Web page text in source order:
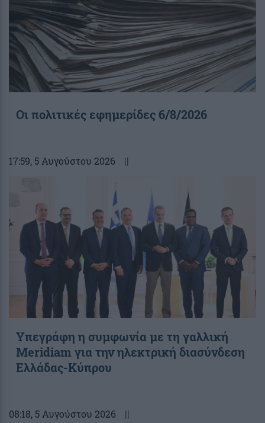
Οι πολιτικές εφημερίδες 6/8/2026
17:59, 5 Αυγούστου 2026 ||
Υπεγράφη η συμφωνία με τη γαλλική
Meridiam για την ηλεκτρική διασύνδεση
Ελλάδας-Κύπρου
08:18, 5 Αυγούστου 2026 ||